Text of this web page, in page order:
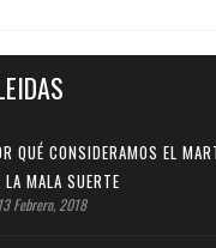
QUÉ CONSIDERAMOS EL
LA MALA SUERTE
13 Febrero, 2018